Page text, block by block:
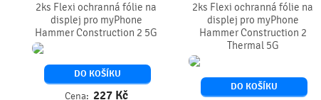
2ks Flexi ochranná fólie na
displej pro myPhone
Hammer Construction 2 5G
DO KOŠÍKU
Cena: 227 Kč
2ks Flexi ochranná fólie na
displej pro myPhone
Hammer Construction 2
Thermal 5G
DO KOŠÍKU